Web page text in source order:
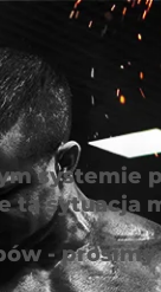
systemie
ta sytuacja
-